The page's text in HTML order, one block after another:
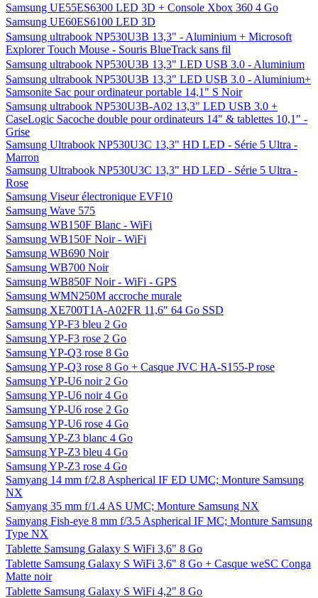
Samsung UE55ES6300 LED 3D + Console Xbox 360 4 Go
Samsung UE60ES6100 LED 3D
Samsung ultrabook NP530U3B 13,3" - Aluminium + Microsoft
Explorer Touch Mouse - Souris BlueTrack sans fil
Samsung ultrabook NP530U3B 13,3" LED USB 3.0 - Aluminium
Samsung ultrabook NP530U3B 13,3" LED USB 3.0 - Aluminium+
Samsonite Sac pour ordinateur portable 14,1" S Noir
Samsung ultrabook NP530U3B-A02 13,3" LED USB 3.0 +
CaseLogic Sacoche double pour ordinateurs 14" & tablettes 10,1" -
Grise
Samsung Ultrabook NP530U3C 13,3" HD LED - Série 5 Ultra -
Marron
Samsung Ultrabook NP530U3C 13,3" HD LED - Série 5 Ultra -
Rose
Samsung Viseur électronique EVF10
Samsung Wave 575
Samsung WB150F Blanc - WiFi
Samsung WB150F Noir - WiFi
Samsung WB690 Noir
Samsung WB700 Noir
Samsung WB850F Noir - WiFi - GPS
Samsung WMN250M accroche murale
Samsung XE700T1A-A02FR 11,6" 64 Go SSD
Samsung YP-F3 bleu 2 Go
Samsung YP-F3 rose 2 Go
Samsung YP-Q3 rose 8 Go
Samsung YP-Q3 rose 8 Go + Casque JVC HA-S155-P rose
Samsung YP-U6 noir 2 Go
Samsung YP-U6 noir 4 Go
Samsung YP-U6 rose 2 Go
Samsung YP-U6 rose 4 Go
Samsung YP-Z3 blanc 4 Go
Samsung YP-Z3 bleu 4 Go
Samsung YP-Z3 rose 4 Go
Samyang 14 mm f/2.8 Aspherical IF ED UMC; Monture Samsung
NX
Samyang 35 mm f/1.4 AS UMC; Monture Samsung NX
Samyang Fish-eye 8 mm f/3.5 Aspherical IF MC; Monture Samsung
Type NX
Tablette Samsung Galaxy S WiFi 3,6" 8 Go
Tablette Samsung Galaxy S WiFi 3,6" 8 Go + Casque weSC Conga
Matte noir
Tablette Samsung Galaxy S WiFi 4,2" 8 Go